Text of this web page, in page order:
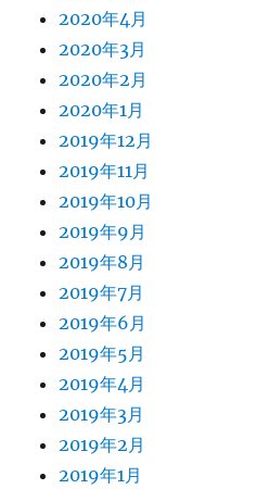
2020年4月
2020年3月
2020年2月
2020年1月
2019年12月
2019年11月
2019年10月
2019年9月
2019年8月
2019年7月
2019年6月
2019年5月
2019年4月
2019年3月
2019年2月
2019年1月